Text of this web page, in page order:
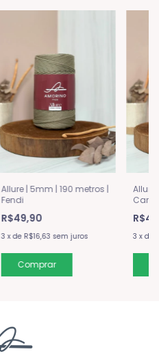
Allure | 5mm | 190 metros |
Fendi
R$49,90
3 xde R$16,63 sem juros
Allure
3 x de